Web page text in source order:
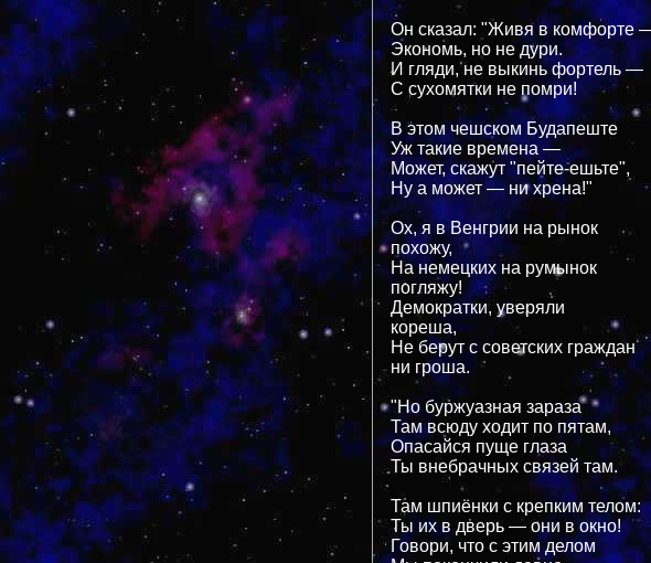
Он сказал: "Живя в комфорте
Экономь, но не дури.
И гляди, не выкинь фортель —
С сухомятки не помри!
В этом чешском Будапеште
Уж такие времена —
Может, скажут "пейте-ешьте",
Ну а может — ни хрена!"
Ох, я в Венгрии на рынок
похожу,
На немецких на румынок
погляжу!
Демократки, уверяли
кореша,
Не берут с советских граждан
ни гроша.
"Но буржуазная зараза
Там всюду ходит по пятам,
Опасайся пуще глаза
Ты внебрачных связей там.
Там шпиёнки с крепким телом:
Ты их в дверь — они в окно!
Говори, что с этим делом